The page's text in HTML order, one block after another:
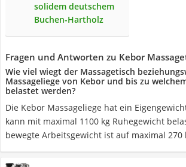
solidem deutschem
Buchen-Hartholz
Fragen und Antworten zu Kebor
Wie viel wiegt der Massagetisch
Massageliege von Kebor und bis zu
belastet werden?
Die Kebor Massageliege hat ein
kann mit maximal 1100 kg Ruhegewicht
bewegte Arbeitsgewicht ist auf maximal 270